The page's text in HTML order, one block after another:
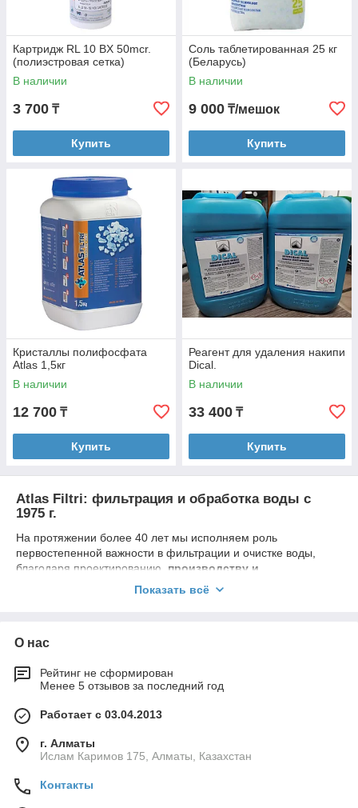
Картридж RL 10 BX 50mcr.
(полиэстровая сетка)
В наличии
3 700 ₸
Купить
Соль таблетированная 25 кг
(Беларусь)
В наличии
9 000 ₸/мешок
Купить
Кристаллы полифосфата
Atlas 1,5кг
В наличии
12 700 ₸
Купить
Реагент для удаления накипи
Dical.
В наличии
33 400 ₸
Купить
Atlas Filtri: фильтрация и обработка воды с
1975 г.
На протяжении более 40 лет мы исполняем роль
первостепенной важности в фильтрации и очистке воды,
благодаря проектированию, производству и
распространению компонентов для фильтрации
ассортимент продукции, постоянно обновляется с целью
эксклюзивные технологии, настоящую жемчужину
внутреннего производства, заботясь о деталях, полностью
подтверждает надежность и опыт нашей компании, которая
всегда нацелена на постоянное совершенствование и
капиллярное распространение во всем мире. Сегодня наша
группа является лидером в сфере фильтрации домашней и
технической воды, благодаря современной и эффективной
корпоративной организации, готовой принимать новые
Показать всё
О нас
Рейтинг не сформирован
Менее 5 отзывов за последний год
Работает с 03.04.2013
г. Алматы
Ислам Каримов 175, Алматы, Казахстан
Контакты